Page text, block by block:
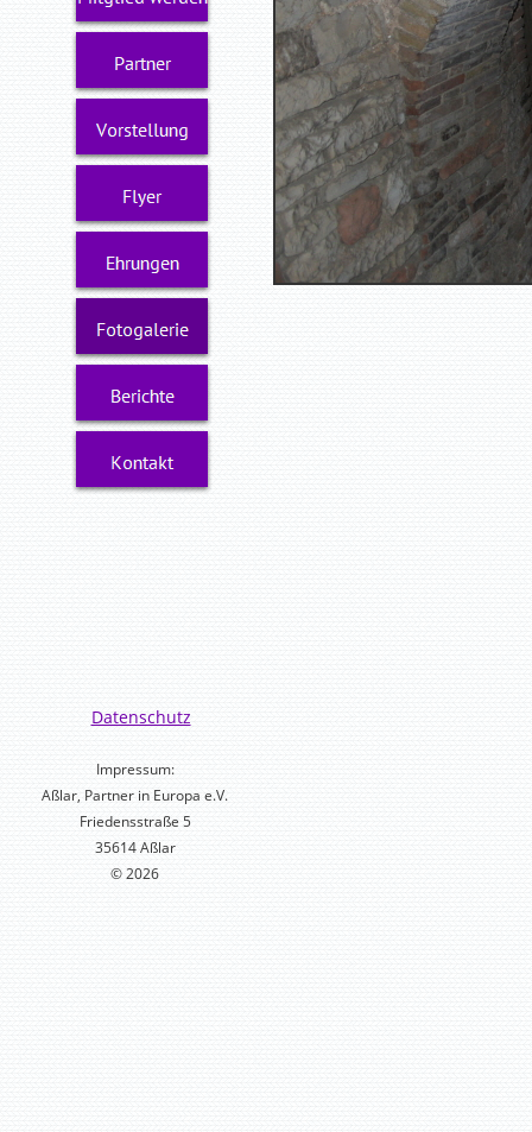
Impressum:
Aßlar, Partner in Europa e.V.
Friedensstraße 5
35614 Aßlar
© 2026
Datenschutz